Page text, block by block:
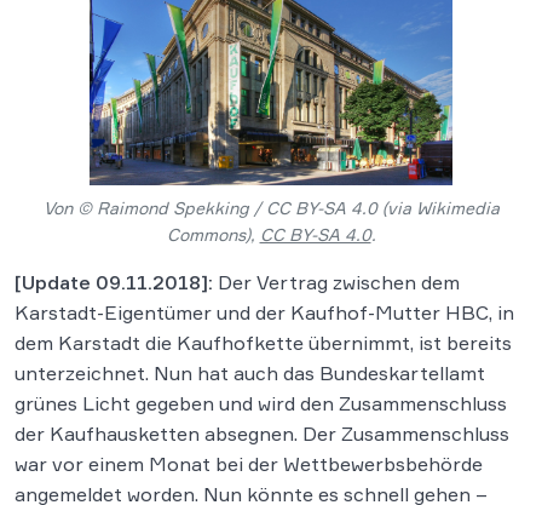
Von © Raimond Spekking / CC BY-SA 4.0 (via Wikimedia
Commons), CC BY-SA 4.0.
[Update 09.11.2018]: Der Vertrag zwischen dem
Karstadt-Eigentümer und der Kaufhof-Mutter HBC, in
dem Karstadt die Kaufhofkette übernimmt, ist bereits
unterzeichnet. Nun hat auch das Bundeskartellamt
grünes Licht gegeben und wird den Zusammenschluss
der Kaufhausketten absegnen. Der Zusammenschluss
war vor einem Monat bei der Wettbewerbsbehörde
angemeldet worden. Nun könnte es schnell gehen –